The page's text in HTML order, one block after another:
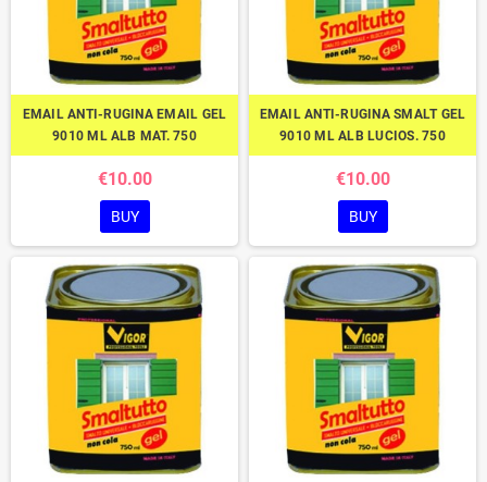
EMAIL ANTI-RUGINA EMAIL GEL
9010 ML ALB MAT. 750
€10.00
BUY
EMAIL ANTI-RUGINA SMALT GEL
9010 ML ALB LUCIOS. 750
€10.00
BUY